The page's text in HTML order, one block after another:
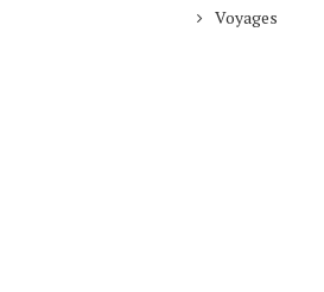
Voyages